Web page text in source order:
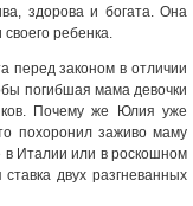
здорова и богата. Она
ребенка.
перед законом в отличии
погибшая мама девочки
Почему же Юлия уже
похоронил заживо маму
в Италии или в роскошном
двух разгневанных